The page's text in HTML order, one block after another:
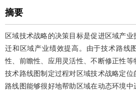
摘要
区域技术战略的决策目标是促进区域产
迁和区域产业绩效提高。由于技术路线
性、前瞻性、应用灵活性、不断修正性
技术路线图制定过程对区域技术战略定
路线图能够很好地帮助区域在动态环境